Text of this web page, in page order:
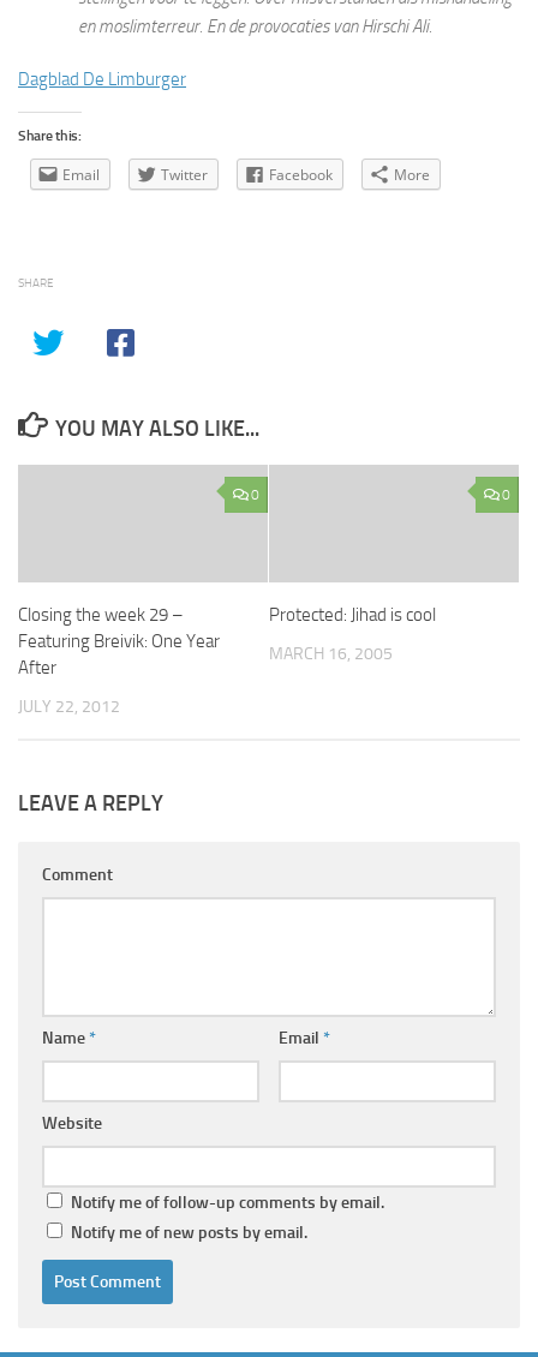
en moslimterreur. En de provocaties van Hirschi Ali.
Dagblad De Limburger
Share this:
Email Twitter Facebook More
SHARE
YOU MAY ALSO LIKE...
0
Closing the week 29 –
Featuring Breivik: One Year
After
JULY 22, 2012
0
Protected: Jihad is cool
MARCH 16, 2005
LEAVE A REPLY
Comment
Name* Email *
Website
Notify me of follow-up comments by email.
Notify me of new posts by email.